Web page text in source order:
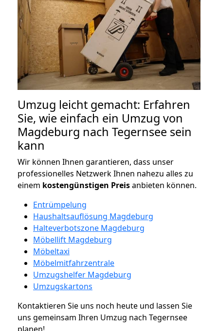
Umzug leicht gemacht: Erfahren
Sie, wie einfach ein Umzug von
Magdeburg nach Tegernsee sein
kann
Wir können Ihnen garantieren, dass unser
professionelles Netzwerk Ihnen nahezu alles zu
einem kostengünstigen Preisanbieten können.
Entrümpelung
Haushaltsauflösung Magdeburg
Halteverbotszone Magdeburg
Möbellift Magdeburg
Möbeltaxi
Möbelmitfahrzentrale
Umzugshelfer Magdeburg
Umzugskartons
Kontaktieren Sie uns noch heute und lassen Sie
uns gemeinsam Ihren Umzug nach Tegernsee
planen!